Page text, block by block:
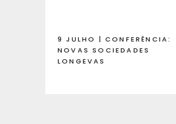
9 JULHO | CONFERÊNCIA:
NOVAS SOCIEDADES
LONGEVAS